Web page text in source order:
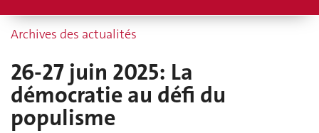
Archives des actualités
26-27 juin 2025: La
démocratie au défi du
populisme